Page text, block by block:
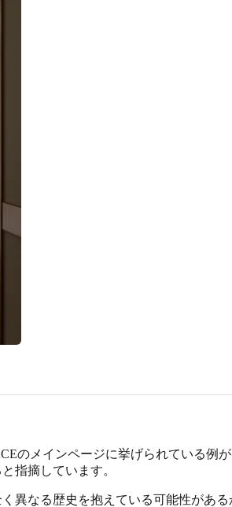
のメインページに挙げられている例
指摘しています。
異なる歴史を抱えている可能性があ